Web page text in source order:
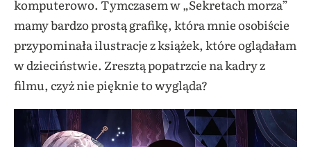
komputerowo. Tymczasem w „Sekretach morza”
mamy bardzo prostą grafikę, która mnie osobiście
przypominała ilustracje z książek, które oglądałam
w dzieciństwie. Zresztą popatrzcie na kadry z
filmu, czyż nie pięknie to wygląda?